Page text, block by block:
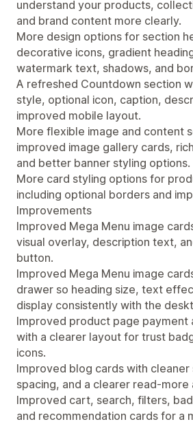
understand your products,
and brand content more clearly.
More design options for section
decorative icons, gradient
watermark text, shadows, and
A refreshed Countdown section
style, optional icon, caption,
improved mobile layout.
More flexible image and content
improved image gallery cards,
and better banner styling options.
More card styling options for
including optional borders and
Improvements
Improved Mega Menu image
visual overlay, description text,
button.
Improved Mega Menu image
drawer so heading size, text
display consistently with the
Improved product page payment
with a clearer layout for trust
icons.
Improved blog cards with
spacing, and a clearer read-more
Improved cart, search, filters,
and recommendation cards for a